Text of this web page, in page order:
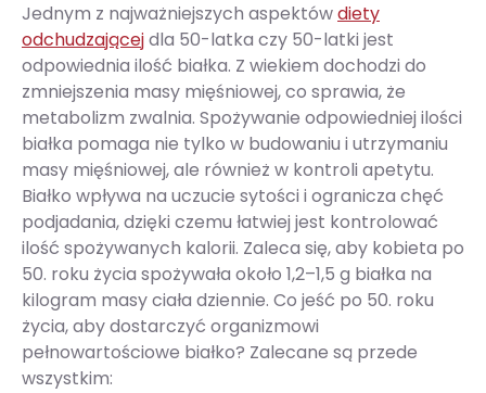
Jednym z najważniejszych aspektówdiety
odchudzającejdla 50-latka czy 50-latki jest
odpowiednia ilość białka. Z wiekiem dochodzi do
zmniejszenia masy mięśniowej, co sprawia, że
metabolizm zwalnia. Spożywanie odpowiedniej ilości
białka pomaga nie tylko w budowaniu i utrzymaniu
masy mięśniowej, ale również w kontroli apetytu.
Białko wpływa na uczucie sytości i ogranicza chęć
podjadania, dzięki czemu łatwiej jest kontrolować
ilość spożywanych kalorii. Zaleca się, aby kobieta po
50. roku życia spożywała około 1,2–1,5 g białka na
kilogram masy ciała dziennie. Co jeść po 50. roku
życia, aby dostarczyć organizmowi
pełnowartościowe białko? Zalecane są przede
wszystkim: